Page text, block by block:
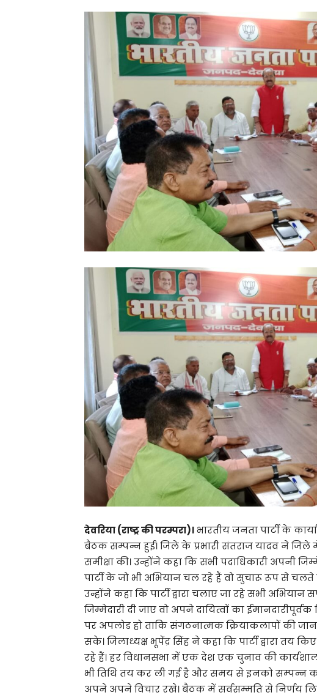
देवरिया (राष्ट्र की परम्परा)।भारतीय जनता पार्टी के
बैठक सम्पन्न हुई। जिले के प्रभारी संतराज यादव ने
समीक्षा की। उन्होंने कहा कि सभी पदाधिकारी अपनी
पार्टी के जो भी अभियान चल रहे हैं वो सुचारू रूप से चलते
उन्होंने कहा कि पार्टी द्वारा चलाए जा रहे सभी
जिम्मेदारी दी जाए वो अपने दायित्वों का
पर अपलोड हो ताकि संगठनात्मक क्रियाकलापों की
सके। जिलाध्यक्ष भूपेंद्र सिंह ने कहा कि पार्टी द्वारा
रहे हैं। हर विधानसभा में एक देश एक चुनाव की
भी तिथि तय कर ली गई है और समय से इनको सम्पन्न
अपने अपने विचार रखे। बैठक में सर्वसम्मति से निर्णय